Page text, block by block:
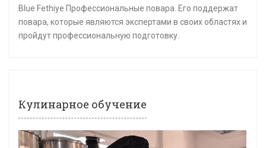
Blue Fethiye Профессиональные повара. Его поддержат
повара, которые являются экспертами в своих областях и
пройдут профессиональную подготовку.
Кулинарное обучение